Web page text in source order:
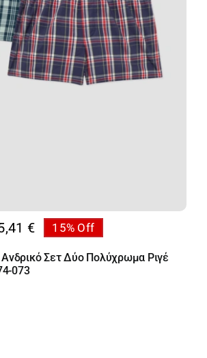
€Price
22,01 €
15% Off
Σετ Δύο Πολύχρωμα Ριγέ
073